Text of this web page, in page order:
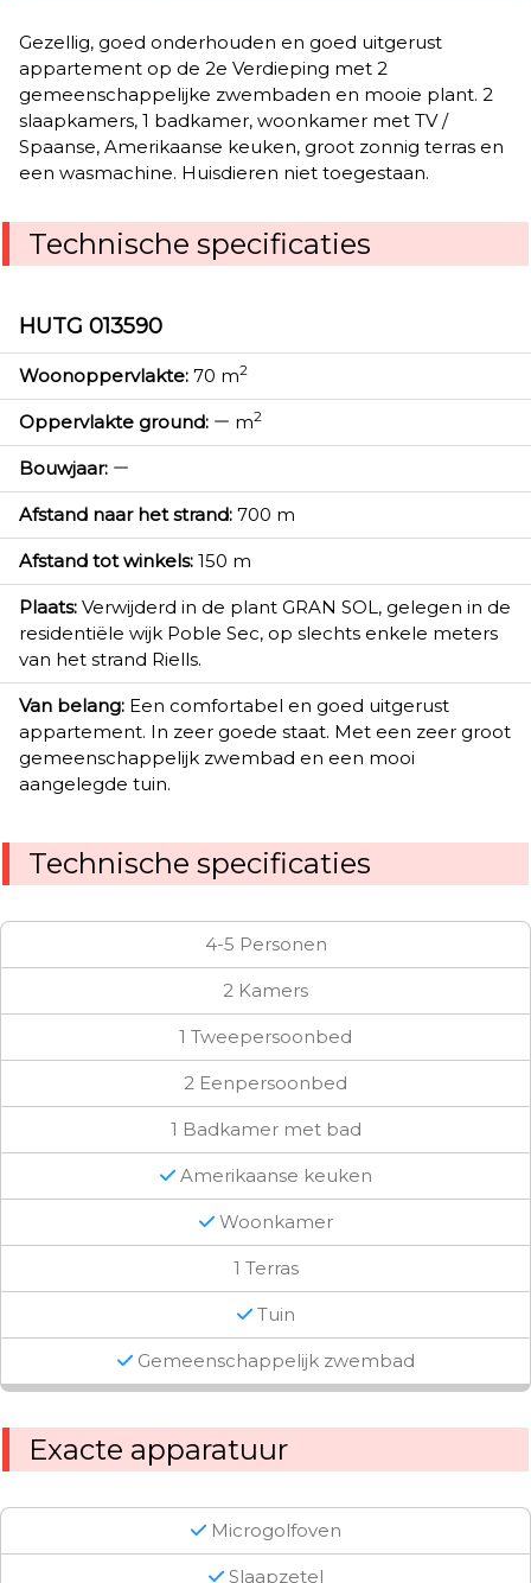
Gezellig, goed onderhouden en goed uitgerust
appartement op de 2e Verdieping met 2
gemeenschappelijke zwembaden en mooie plant. 2
slaapkamers, 1 badkamer, woonkamer met TV /
Spaanse, Amerikaanse keuken, groot zonnig terras en
een wasmachine. Huisdieren niet toegestaan​​.
Technische specificaties
HUTG 013590
Woonoppervlakte: 70 m2
Oppervlakte ground: m2
Bouwjaar:
Afstand naar het strand: 700 m
Afstand tot winkels: 150 m
Plaats: Verwijderd in de plant GRAN SOL, gelegen in de
residentiële wijk Poble Sec, op slechts enkele meters
van het strand Riells.
Van belang: Een comfortabel en goed uitgerust
appartement. In zeer goede staat. Met een zeer groot
gemeenschappelijk zwembad en een mooi
aangelegde tuin.
Technische specificaties
4-5 Personen
2 Kamers
1 Tweepersoonbed
2 Eenpersoonbed
1 Badkamer met bad
Amerikaanse keuken
Woonkamer
1 Terras
Tuin
Gemeenschappelijk zwembad
Exacte apparatuur
Microgolfoven
Slaapzetel